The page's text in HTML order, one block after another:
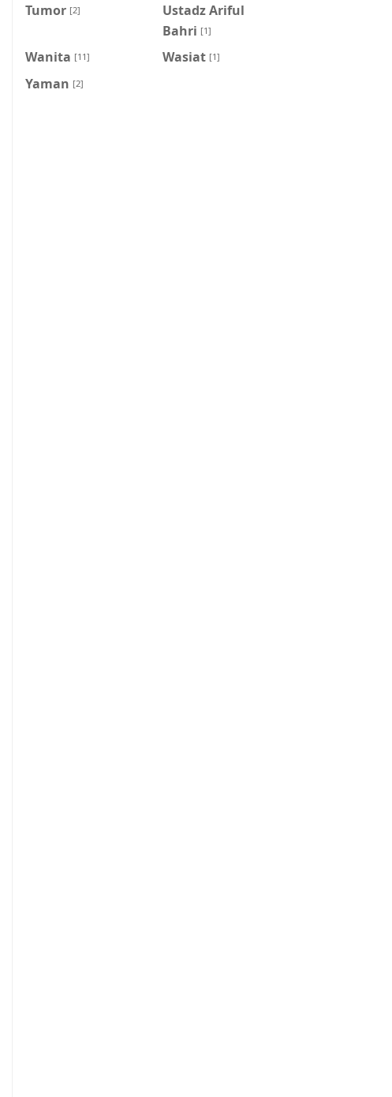
Tumor [2]
Ustadz Ariful
Bahri [1]
Wanita [11] Wasiat [1]
Yaman [2]